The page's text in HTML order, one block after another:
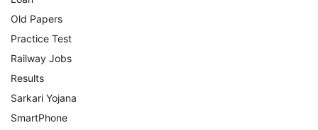
Old Papers
Practice Test
Railway Jobs
Results
Sarkari Yojana
SmartPhone